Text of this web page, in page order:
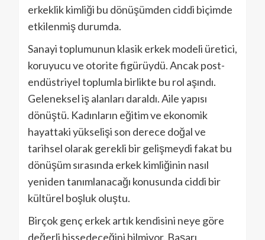
erkeklik kimliği bu dönüşümden ciddi biçimde
etkilenmiş durumda.
Sanayi toplumunun klasik erkek modeli üretici,
koruyucu ve otorite figürüydü. Ancak post-
endüstriyel toplumla birlikte bu rol aşındı.
Geleneksel iş alanları daraldı. Aile yapısı
dönüştü. Kadınların eğitim ve ekonomik
hayattaki yükselişi son derece doğal ve
tarihsel olarak gerekli bir gelişmeydi fakat bu
dönüşüm sırasında erkek kimliğinin nasıl
yeniden tanımlanacağı konusunda ciddi bir
kültürel boşluk oluştu.
Birçok genç erkek artık kendisini neye göre
değerli hissedeceğini bilmiyor. Başarı